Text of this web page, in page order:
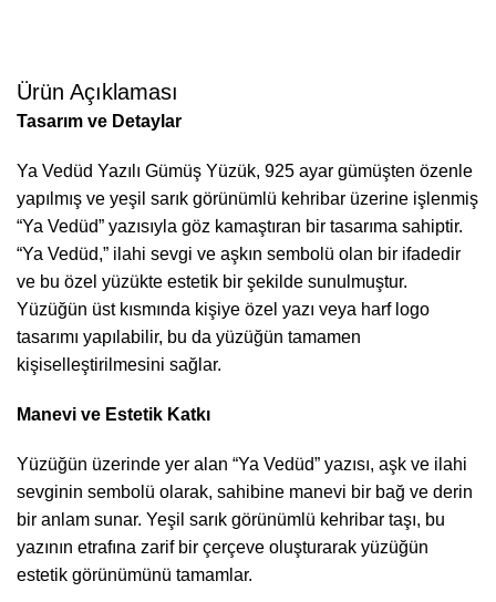
Ürün Açıklaması
Tasarım ve Detaylar
Ya Vedüd Yazılı Gümüş Yüzük, 925 ayar gümüşten özenle
yapılmış ve yeşil sarık görünümlü kehribar üzerine işlenmiş
“Ya Vedüd” yazısıyla göz kamaştıran bir tasarıma sahiptir.
“Ya Vedüd,” ilahi sevgi ve aşkın sembolü olan bir ifadedir
ve bu özel yüzükte estetik bir şekilde sunulmuştur.
Yüzüğün üst kısmında kişiye özel yazı veya harf logo
tasarımı yapılabilir, bu da yüzüğün tamamen
kişiselleştirilmesini sağlar.
Manevi ve Estetik Katkı
Yüzüğün üzerinde yer alan “Ya Vedüd” yazısı, aşk ve ilahi
sevginin sembolü olarak, sahibine manevi bir bağ ve derin
bir anlam sunar. Yeşil sarık görünümlü kehribar taşı, bu
yazının etrafına zarif bir çerçeve oluşturarak yüzüğün
estetik görünümünü tamamlar.